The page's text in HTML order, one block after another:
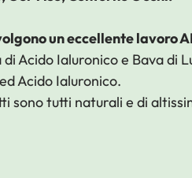
un eccellente lavoro
Acido Ialuronico e Bava di
Acido Ialuronico.
sono tutti naturali e di